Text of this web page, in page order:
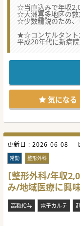
☆当直込みで年収
☆大洲喜多地区の救
☆少数精鋭のため、
★☆コンサルタン
平成20年代に新病
急性期から回復期
地域医療に興味の
気になる
更新日 : 2026-06-08
常勤 整形外科
【整形外科/年収
み/地域医療に興
高額給与 電子カルテ